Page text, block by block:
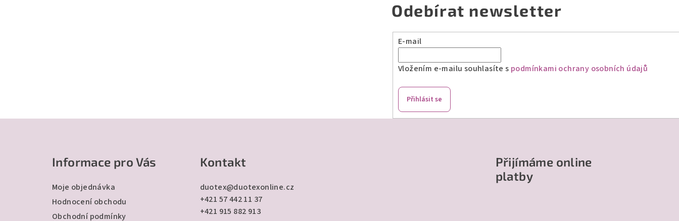
Odebírat newsletter
E-mail
Vložením e-mailu souhlasíte s podmínkami ochrany osobních údajů
Přihlásit se
Informace pro Vás
Moje objednávka
Hodnocení obchodu
Obchodní podmínky
Kontakt
duotex@duotexonline.cz
+421 57 442 11 37
+421 915 882 913
Přijímáme online
platby